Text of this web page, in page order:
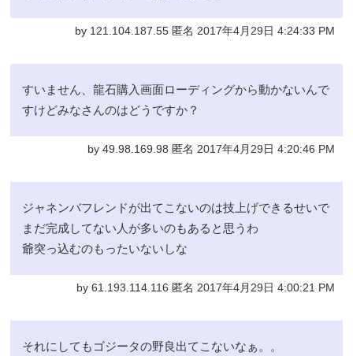
by 121.104.187.55 匿名 2017年4月29日 4:24:33 PM
すいません、龍石購入画面ローディングから動かないんで
すけどみなさんのはどうですか？
by 49.98.169.98 匿名 2017年4月29日 4:20:46 PM
ジャネンバフレンドが出てこないのは技上げできるせいで
まだ完成してない人が多いのもあると思うわ
爺突っ込むのもったいないしな
by 61.193.114.116 匿名 2017年4月29日 4:00:21 PM
それにしてもゴジータの野良出てこないなぁ。。